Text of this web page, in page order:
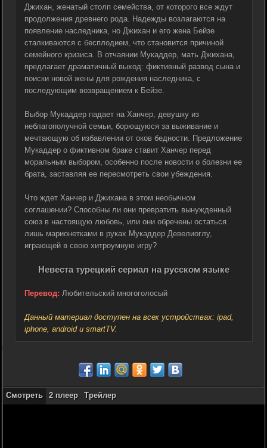
Джихан, женатый столп семейства, от которого все ждут
продолжения древнего рода. Надежды возлагаются на
появление наследника, но Джихан и его жена Бейзе
сталкиваются с бесплодием, что становится причиной
семейного кризиса. В отчаянии Мукаддер, мать Джихана,
предлагает драматичный выход: фиктивный развод сына и
поиски новой жены для рождения наследника, с
последующим возвращением к Бейзе.
Выбор Мукаддер падает на Ханчер, девушку из
неблагополучной семьи, борющуюся за выживание и
мечтающую об избавлении от оков бедности. Предложение
Мукаддер о фиктивном браке ставит Ханчер перед
моральным выбором, особенно после новости о болезни ее
брата, заставляя ее пересмотреть свои убеждения.
Что ждет Ханчер и Джихана в этом необычном
соглашении? Способны ли они превратить вынужденный
союз в настоящую любовь, или они обречены остаться
лишь марионетками в руках Мукаддер Девелиоглу,
играющей в свою хитроумную игру?
Невеста турецкий сериал на русском языке
Перевод: Любительский многоголосый
Данный материал доступен на всех устройствах: ipad,
iphone, android и smartTV.
Смотреть 2 плеер Трейлер